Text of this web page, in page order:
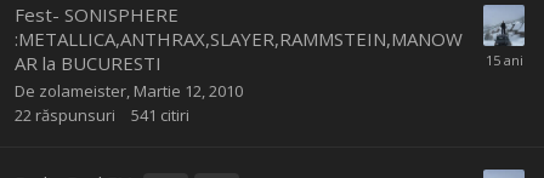
Fest- SONISPHERE
:METALLICA,ANTHRAX,SLAYER,RAMMSTEIN,MANOW
AR la BUCURESTI
De zolameister Martie 12, 2010
22 răspunsuri 541 citiri